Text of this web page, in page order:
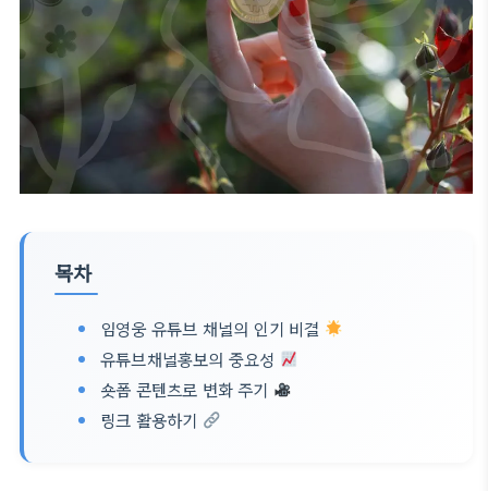
목차
임영웅 유튜브 채널의 인기 비결
유튜브채널홍보의 중요성
숏폼 콘텐츠로 변화 주기
링크 활용하기